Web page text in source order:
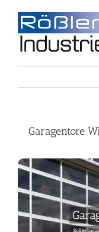
content
Garagentore